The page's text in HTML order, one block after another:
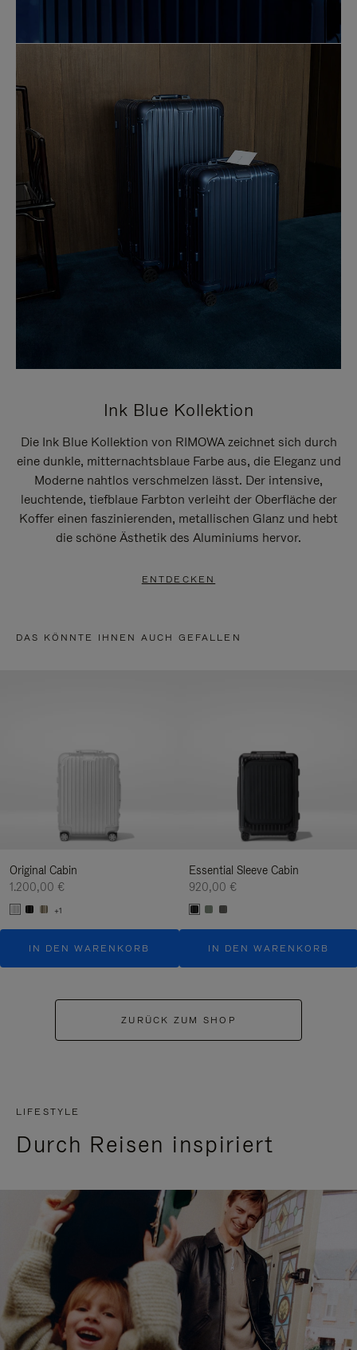
Ink Blue Kollektion
Die Ink Blue Kollektion von RIMOWA zeichnet sich durch
eine dunkle, mitternachtsblaue Farbe aus, die Eleganz und
Moderne nahtlos verschmelzen lässt. Der intensive,
leuchtende, tiefblaue Farbton verleiht der Oberfläche der
Koffer einen faszinierenden, metallischen Glanz und hebt
die schöne Ästhetik des Aluminiums hervor.
ENTDECKEN
DAS KÖNNTE IHNEN AUCH GEFALLEN
Original Cabin
1.200,00 €
+1
IN DEN WARENKORB
Essential Sleeve Cabin
920,00 €
IN DEN WARENKORB
ZURÜCK ZUM SHOP
LIFESTYLE
Durch Reisen inspiriert